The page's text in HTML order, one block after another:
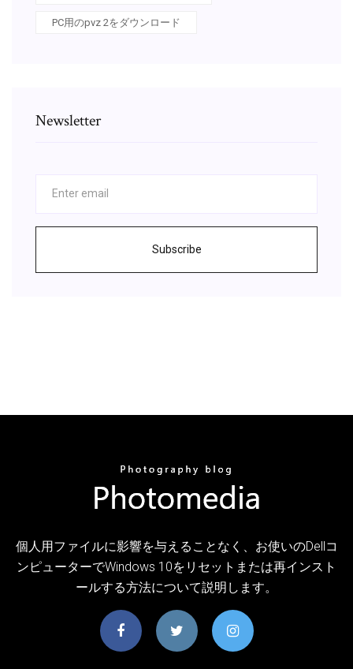
PC用のpvz 2をダウンロード
Newsletter
Subscribe
個人用ファイルに影響を与えることなく、お使いのDellコ
ンピューターでWindows 10をリセットまたは再インスト
ールする方法について説明します。